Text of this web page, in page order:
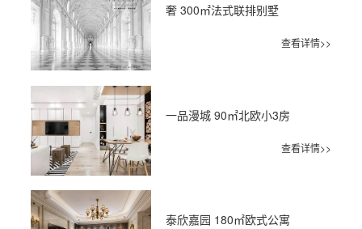
奢 300㎡法式联排别墅
查看详情>>
一品漫城 90㎡北欧小3房
查看详情>>
泰欣嘉园 180㎡欧式公寓